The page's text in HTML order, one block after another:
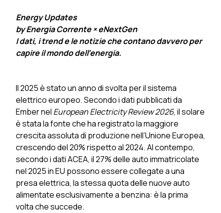
Energy Updates
by Energia Corrente × eNextGen
I dati, i trend e le notizie che contano davvero per
capire il mondo dell’energia.
Il 2025 è stato un anno di svolta per il sistema
elettrico europeo. Secondo i dati pubblicati da
Ember nel European Electricity Review 2026, il solare
è stata la fonte che ha registrato la maggiore
crescita assoluta di produzione nell’Unione Europea,
crescendo del 20% rispetto al 2024. Al contempo,
secondo i dati ACEA, il 27% delle auto immatricolate
nel 2025 in EU possono essere collegate a una
presa elettrica, la stessa quota delle nuove auto
alimentate esclusivamente a benzina: è la prima
volta che succede.